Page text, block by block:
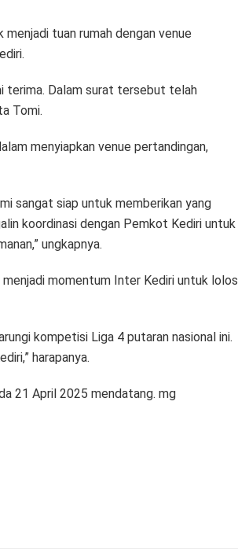
tuan rumah dengan venue
terima. Dalam surat tersebut telah
Tomi.
menyiapkan venue pertandingan,
sangat siap untuk memberikan yang
koordinasi dengan Pemkot Kediri untuk
ungkapnya.
momentum Inter Kediri untuk lolos
kompetisi Liga 4 putaran nasional ini.
harapanya.
21 April 2025 mendatang. mg